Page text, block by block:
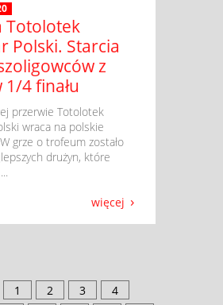
Totolotek
Polski. Starcia
z
1/4 finału
przerwie Totolotek
wraca na polskie
grze o trofeum zostało
drużyn, które
więcej
1 2 3
4